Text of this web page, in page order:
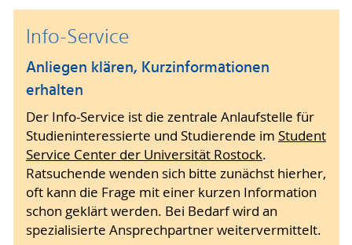
Info-Service
Anliegen klären, Kurzinformationen
erhalten
Der Info-Service ist die zentrale Anlaufstelle für
Studieninteressierte und Studierende im Student
Service Center der Universität Rostock.
Ratsuchende wenden sich bitte zunächst hierher,
oft kann die Frage mit einer kurzen Information
schon geklärt werden. Bei Bedarf wird an
spezialisierte Ansprechpartner weitervermittelt.